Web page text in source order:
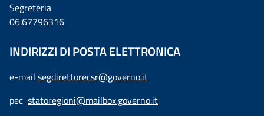
Segreteria
06.67796316
INDIRIZZI DI POSTA ELETTRONICA
e-mail segdirettorecsr@governo.it
pec statoregioni@mailbox.governo.it